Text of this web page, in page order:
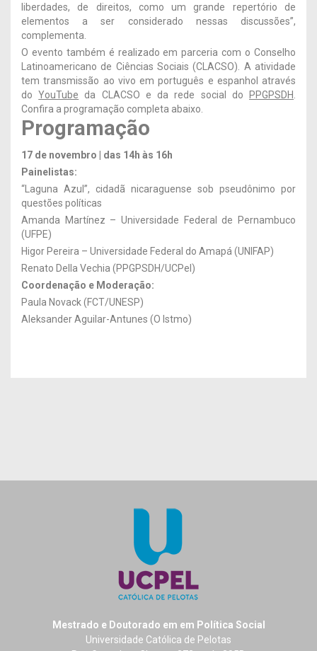
liberdades, de direitos, como um grande repertório de
elementos a ser considerado nessas discussões”,
complementa.
O evento também é realizado em parceria com o Conselho
Latinoamericano de Ciências Sociais (CLACSO). A atividade
tem transmissão ao vivo em português e espanhol através
doYouTube da CLACSO e da rede social do PPGPSDH.
Confira a programação completa abaixo.
Programação
17 de novembro | das 14h às 16h
Painelistas:
“Laguna Azul”, cidadã nicaraguense sob pseudônimo por
questões políticas
Amanda Martínez – Universidade Federal de Pernambuco
(UFPE)
Higor Pereira – Universidade Federal do Amapá (UNIFAP)
Renato Della Vechia (PPGPSDH/UCPel)
Coordenação e Moderação:
Paula Novack (FCT/UNESP)
Aleksander Aguilar-Antunes (O Istmo)
Mestrado e Doutorado em em Política Social
Universidade Católica de Pelotas